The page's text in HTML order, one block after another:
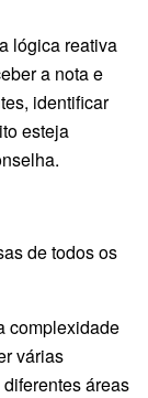
lógica reativa
a nota e
identificar
esteja
de todos os
complexidade
várias
áreas